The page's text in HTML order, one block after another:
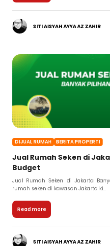
SITI AISYAH AYYA AZ ZAHIR
DIJUAL RUMAH BERITA PROPERTI
Jual Rumah Seken di
Budget
Jual Rumah Seken di Jakarta
rumah seken di kawasan Jakarta ki...
Read more
SITI AISYAH AYYA AZ ZAHIR